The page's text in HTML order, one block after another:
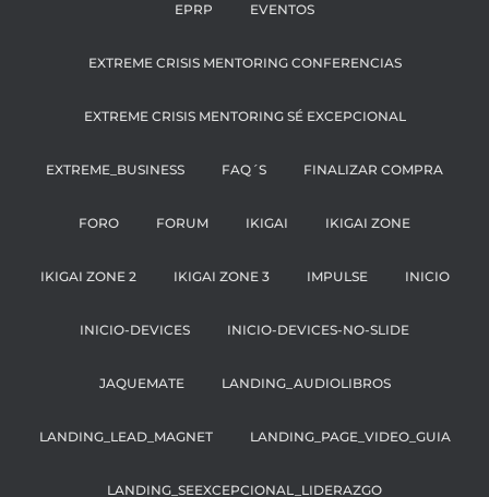
EPRP EVENTOS
EXTREME CRISIS MENTORING CONFERENCIAS
EXTREME CRISIS MENTORING SÉ EXCEPCIONAL
EXTREME_BUSINESS FAQ´S FINALIZAR COMPRA
FORO FORUM IKIGAI IKIGAI ZONE
IKIGAI ZONE 2 IKIGAI ZONE 3 IMPULSE INICIO
INICIO-DEVICES INICIO-DEVICES-NO-SLIDE
JAQUEMATE LANDING_AUDIOLIBROS
LANDING_LEAD_MAGNET LANDING_PAGE_VIDEO_GUIA
LANDING_SEEXCEPCIONAL_LIDERAZGO